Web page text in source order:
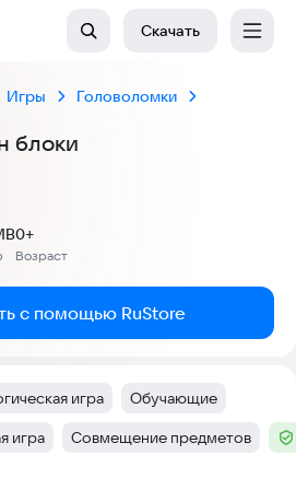
Скачать
Игры Головоломки
блоки
Возраст
0+
с помощью RuStore
: игра Тег:
Обучающие
игра Тег:
Совмещение предметов